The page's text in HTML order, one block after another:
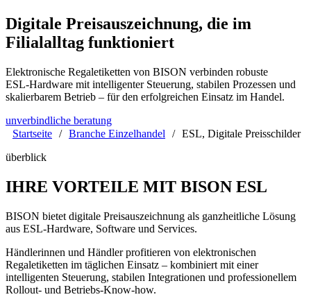
Digitale Preisauszeichnung, die im
Filialalltag funktioniert
Elektronische Regaletiketten von BISON verbinden robuste
ESL‑Hardware mit intelligenter Steuerung, stabilen Prozessen und
skalierbarem Betrieb – für den erfolgreichen Einsatz im Handel.
unverbindliche beratung
Startseite / Branche Einzelhandel / ESL, Digitale Preisschilder
überblick
IHRE VORTEILE MIT BISON ESL
BISON bietet digitale Preisauszeichnung als ganzheitliche Lösung
aus ESL‑Hardware, Software und Services.
Händlerinnen und Händler profitieren von elektronischen
Regaletiketten im täglichen Einsatz – kombiniert mit einer
intelligenten Steuerung, stabilen Integrationen und professionellem
Rollout‑ und Betriebs‑Know‑how.